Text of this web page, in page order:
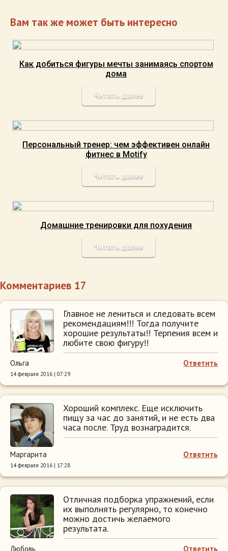
Вам так же может быть интересно
Как добиться фигуры мечты занимаясь спортом
дома
Читать далее
Персональный тренер: чем эффективен онлайн
фитнес в Motify
Читать далее
Домашние тренировки для похудения
Читать далее
Комментариев 17
Главное не лениться и следовать всем
рекомендациям!!! Тогда получите
хорошие результаты!! Терпения всем и
любите свою фигуру!!
Ответить
Ольга
14 февраля 2016 | 07:29
Хороший комплекс. Еще исключить
пищу за час до занятий, и не есть два
часа после. Труд вознаградится.
Ответить
Маргарита
14 февраля 2016 | 17:28
Отличная подборка упражнений, если
их выполнять регулярно, то конечно
можно достичь желаемого
результата.
Ответить
Любовь